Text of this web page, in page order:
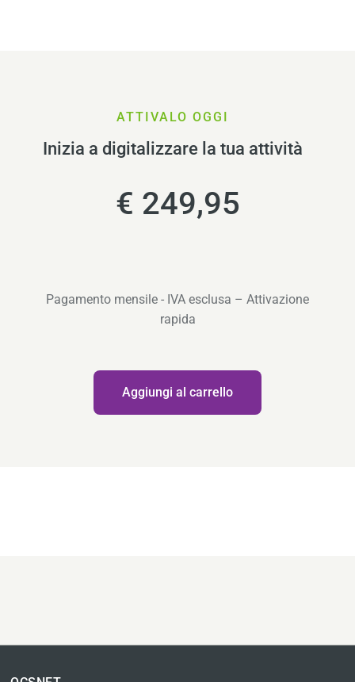
ATTIVALO OGGI
Inizia a digitalizzare la tua attività
€ 249,95
Pagamento mensile - IVA esclusa – Attivazione
rapida
Aggiungi al carrello